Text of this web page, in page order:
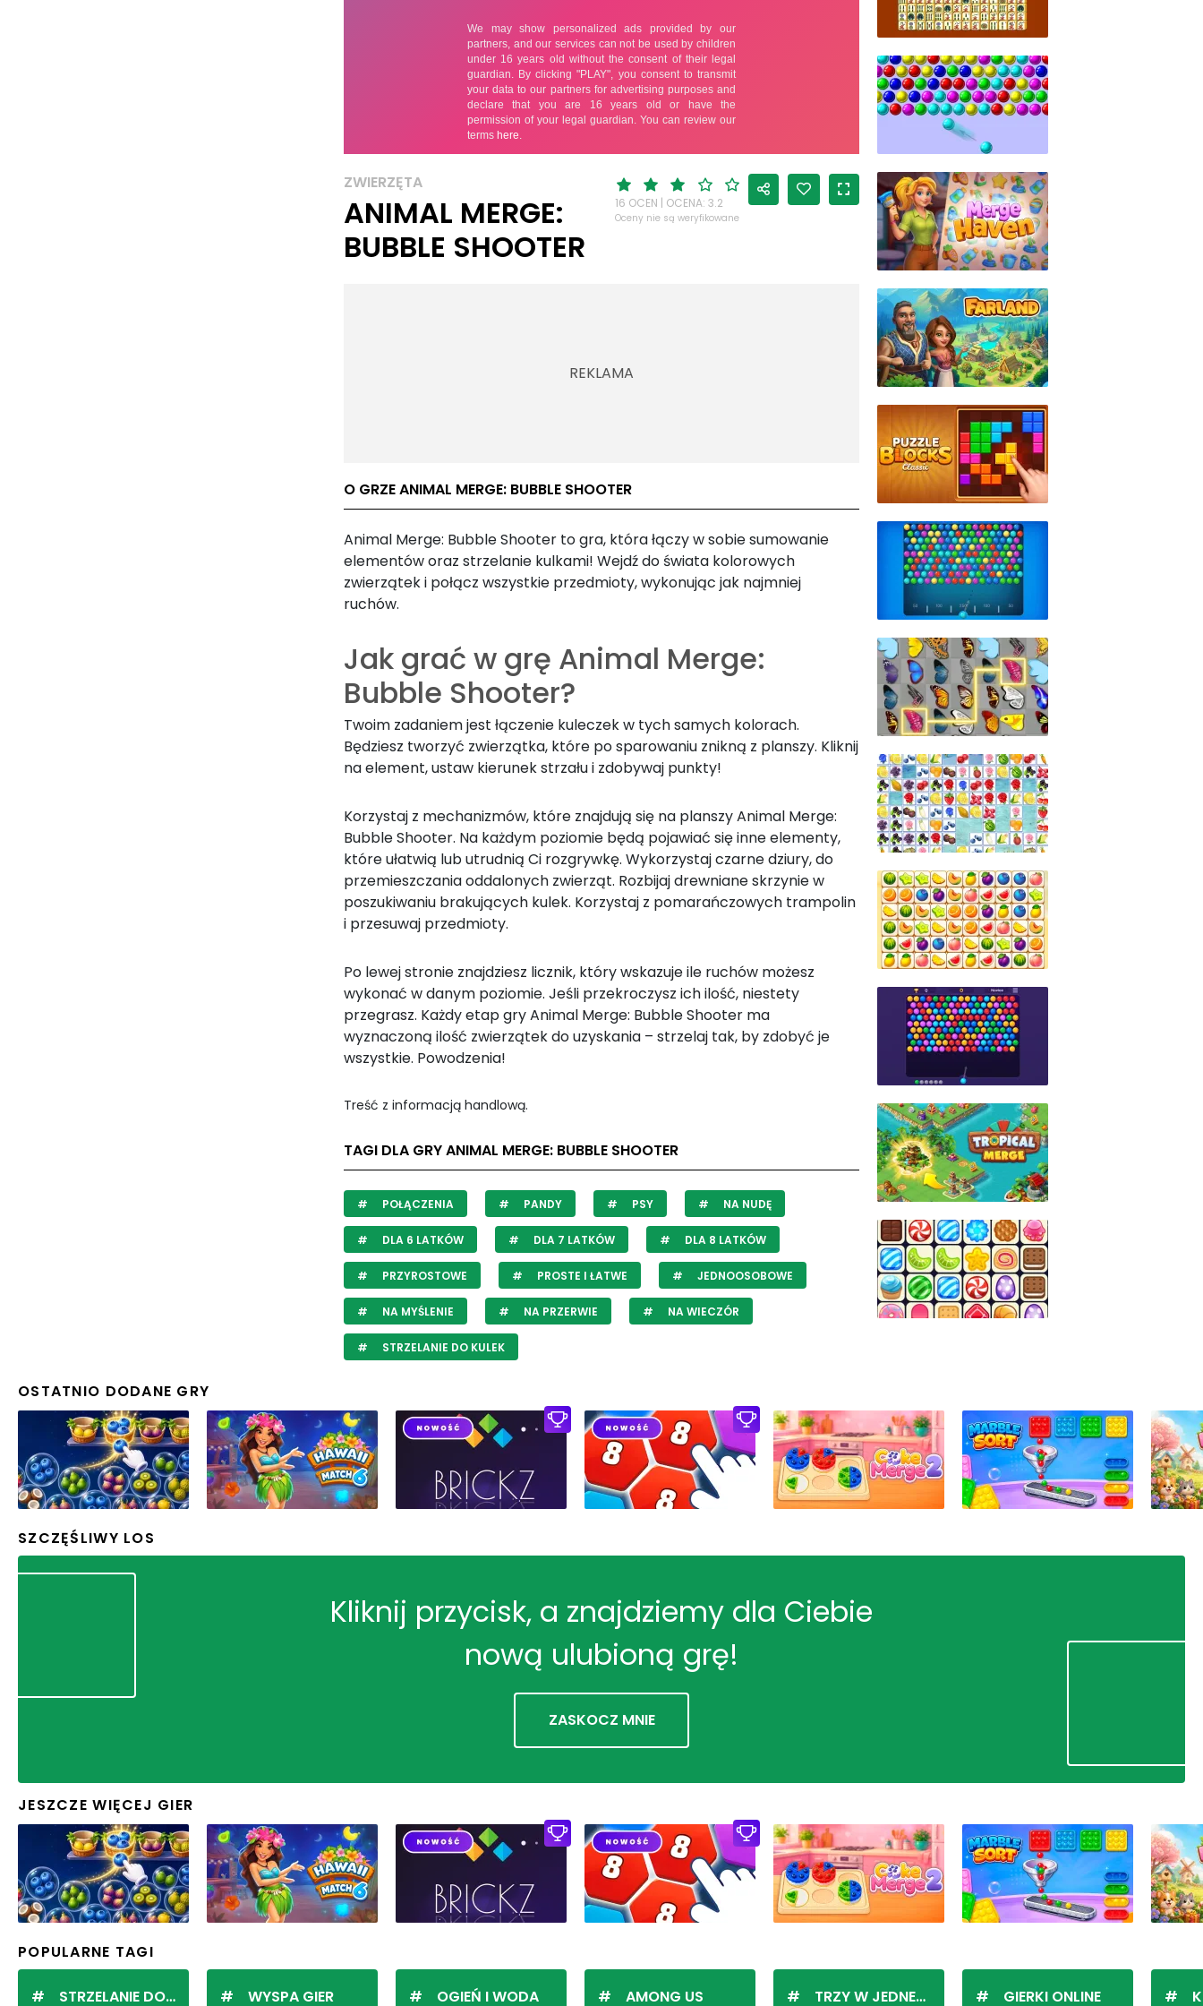
ZWIERZĘTA
ANIMAL MERGE:
BUBBLE SHOOTER
16 OCEN | OCENA: 3.2
Oceny nie są weryfikowane
O GRZE ANIMAL MERGE: BUBBLE SHOOTER
Animal Merge: Bubble Shooter to gra, która łączy w sobie sumowanie
elementów oraz strzelanie kulkami! Wejdź do świata kolorowych
zwierzątek i połącz wszystkie przedmioty, wykonując jak najmniej
ruchów.
Jak grać w grę Animal Merge:
Bubble Shooter?
Twoim zadaniem jest łączenie kuleczek w tych samych kolorach.
Będziesz tworzyć zwierzątka, które po sparowaniu znikną z planszy. Kliknij
na element, ustaw kierunek strzału i zdobywaj punkty!
Korzystaj z mechanizmów, które znajdują się na planszy Animal Merge:
Bubble Shooter. Na każdym poziomie będą pojawiać się inne elementy,
które ułatwią lub utrudnią Ci rozgrywkę. Wykorzystaj czarne dziury, do
przemieszczania oddalonych zwierząt. Rozbijaj drewniane skrzynie w
poszukiwaniu brakujących kulek. Korzystaj z pomarańczowych trampolin
i przesuwaj przedmioty.
Po lewej stronie znajdziesz licznik, który wskazuje ile ruchów możesz
wykonać w danym poziomie. Jeśli przekroczysz ich ilość, niestety
przegrasz. Każdy etap gry Animal Merge: Bubble Shooter ma
wyznaczoną ilość zwierzątek do uzyskania – strzelaj tak, by zdobyć je
wszystkie. Powodzenia!
Treść z informacją handlową.
TAGI DLA GRY ANIMAL MERGE: BUBBLE SHOOTER
POŁĄCZENIA PANDY PSY NA NUDĘ
DLA 6 LATKÓW DLA 7 LATKÓW DLA 8 LATKÓW
PRZYROSTOWE PROSTE I ŁATWE JEDNOOSOBOWE
NA MYŚLENIE NA PRZERWIE NA WIECZÓR
STRZELANIE DO KULEK
OSTATNIO DODANE GRY
SZCZĘŚLIWY LOS
Kliknij przycisk, a znajdziemy dla Ciebie
nową ulubioną grę!
ZASKOCZ MNIE
JESZCZE WIĘCEJ GIER
POPULARNE TAGI
STRZELANIE DO KULEK WYSPA GIER OGIEŃ I WODA AMONG US TRZY W JEDNEJ LINII GIERKI ONLINE